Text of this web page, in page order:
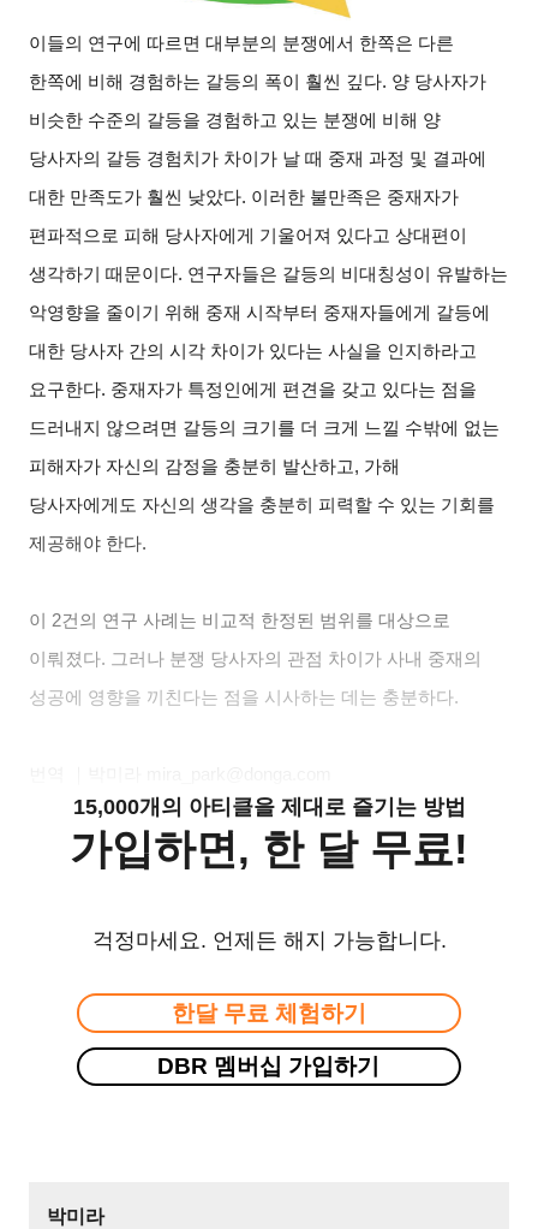
이들의 연구에 따르면 대부분의 분쟁에서 한쪽은 다른
한쪽에 비해 경험하는 갈등의 폭이 훨씬 깊다. 양 당사자가
비슷한 수준의 갈등을 경험하고 있는 분쟁에 비해 양
당사자의 갈등 경험치가 차이가 날 때 중재 과정 및 결과에
대한 만족도가 훨씬 낮았다. 이러한 불만족은 중재자가
편파적으로 피해 당사자에게 기울어져 있다고 상대편이
생각하기 때문이다. 연구자들은 갈등의 비대칭성이 유발하는
악영향을 줄이기 위해 중재 시작부터 중재자들에게 갈등에
대한 당사자 간의 시각 차이가 있다는 사실을 인지하라고
요구한다. 중재자가 특정인에게 편견을 갖고 있다는 점을
드러내지 않으려면 갈등의 크기를 더 크게 느낄 수밖에 없는
피해자가 자신의 감정을 충분히 발산하고, 가해
당사자에게도 자신의 생각을 충분히 피력할 수 있는 기회를
제공해야 한다.
이 2건의 연구 사례는 비교적 한정된 범위를 대상으로
이뤄졌다. 그러나 분쟁 당사자의 관점 차이가 사내 중재의
성공에 영향을 끼친다는 점을 시사하는 데는 충분하다.
15,000개의 아티클을 제대로 즐기는 방법
가입하면, 한 달 무료!
걱정마세요. 언제든 해지 가능합니다.
한달 무료 체험하기
DBR 멤버십 가입하기
박미라